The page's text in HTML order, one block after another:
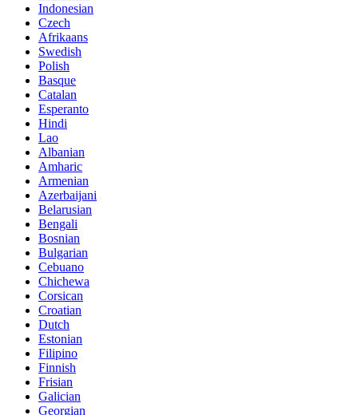
Indonesian
Czech
Afrikaans
Swedish
Polish
Basque
Catalan
Esperanto
Hindi
Lao
Albanian
Amharic
Armenian
Azerbaijani
Belarusian
Bengali
Bosnian
Bulgarian
Cebuano
Chichewa
Corsican
Croatian
Dutch
Estonian
Filipino
Finnish
Frisian
Galician
Georgian